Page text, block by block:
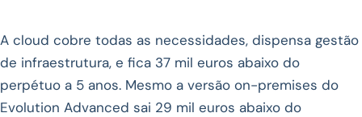
A cloud cobre todas as necessidades, dispensa gestão
de infraestrutura, e fica 37 mil euros abaixo do
perpétuo a 5 anos. Mesmo a versão on-premises do
Evolution Advanced sai 29 mil euros abaixo do